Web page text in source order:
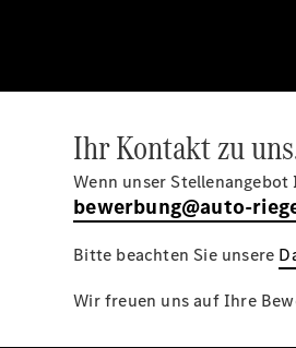
Ihr Kontakt zu
Wenn unser
bewerbung@auto-
Bitte beachten Sie unsere
Wir freuen uns auf Ihre